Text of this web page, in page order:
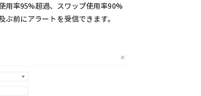
用率95%超過、スワップ使用率90%
前にアラートを受信できます。